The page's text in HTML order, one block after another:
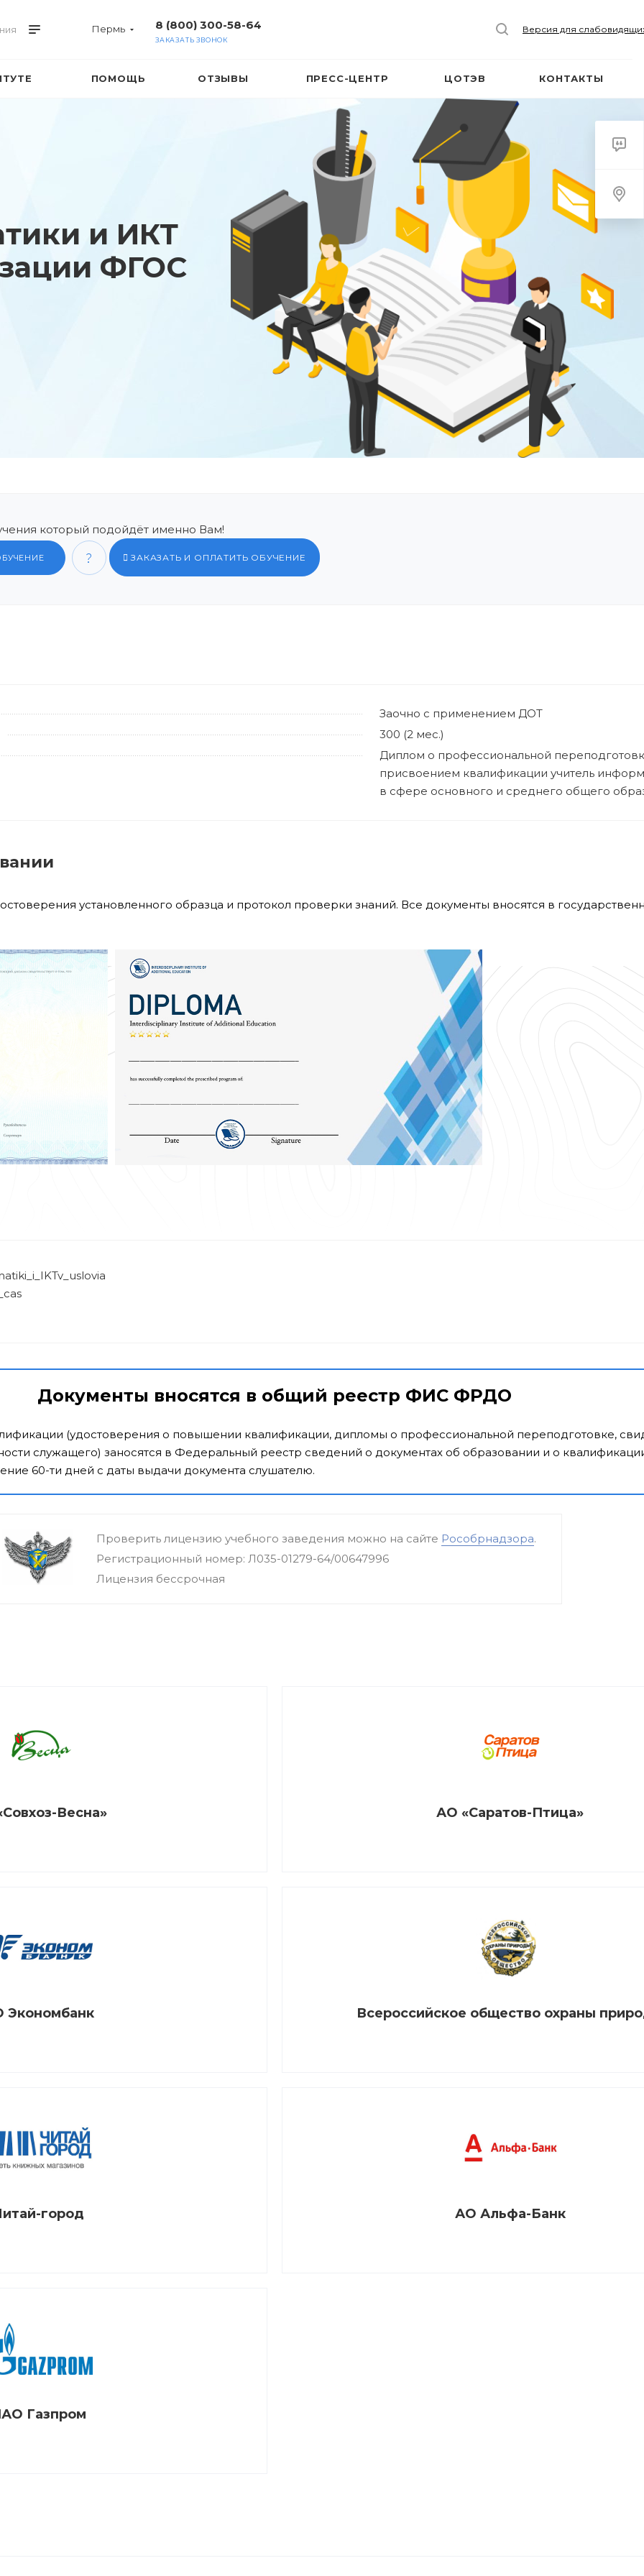
Пермь 8 (800) 300-58-64
ЗАКАЗАТЬ ЗВОНОК
Версия для
ПОМОЩЬ ОТЗЫВЫ ПРЕСС-ЦЕНТР ЦОТЭВ КОНТАКТЫ
и ИКТ
ФГОС
который подойдёт именно Вам!
ЗАКАЗАТЬ И ОПЛАТИТЬ ОБУЧЕНИЕ
Заочно с применением ДОТ
300 (2 мес.)
Диплом о профессиональной
присвоением квалификации учитель
в сфере основного и среднего общего
установленного образца и протокол проверки знаний. Все документы вносятся в
Документы вносятся в общий реестр ФИС ФРДО
(удостоверения о повышении квалификации, дипломы о профессиональной переподготовке,
служащего) заносятся в Федеральный реестр сведений о документах об образовании и о
60-ти дней с даты выдачи документа слушателю.
Проверить лицензию учебного заведения можно на сайте Рособрнадзора.
Регистрационный номер: Л035-01279-64/00647996
Лицензия бессрочная
Весна» АО «Саратов-Птица»
Экономбанк Всероссийское общество охраны
город АО Альфа-Банк
Газпром